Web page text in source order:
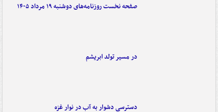
صفحه نخست روزنامه‌های دوشنبه ۱۹ مرداد ۱۴۰۵
در مسیر تولد ابریشم
دسترسی دشوار به آب در نوار غزه